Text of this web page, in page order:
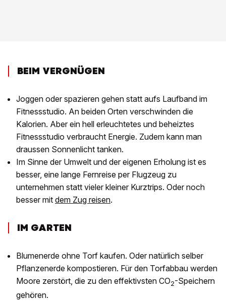
BEIM VERGNÜGEN
Joggen oder spazieren gehen statt aufs Laufband im
Fitnessstudio. An beiden Orten verschwinden die
Kalorien. Aber ein hell erleuchtetes und beheiztes
Fitnessstudio verbraucht Energie. Zudem kann man
draussen Sonnenlicht tanken.
Im Sinne der Umwelt und der eigenen Erholung ist es
besser, eine lange Fernreise per Flugzeug zu
unternehmen statt vieler kleiner Kurztrips. Oder noch
besser mit dem Zug reisen.
IM GARTEN
Blumenerde ohne Torf kaufen. Oder natürlich selber
Pflanzenerde kompostieren. Für den Torfabbau werden
Moore zerstört, die zu den effektivsten CO2-Speichern
gehören.